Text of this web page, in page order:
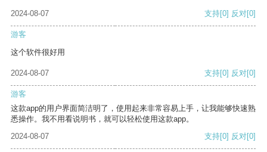
2024-08-07 支持[0] 反对[0]
游客
这个软件很好用
2024-08-07 支持[0] 反对[0]
游客
这款app的用户界面简洁明了，使用起来非常容易上手，让我能够快速熟
悉操作。我不用看说明书，就可以轻松使用这款app。
2024-08-07
支持[0] 反对[0]